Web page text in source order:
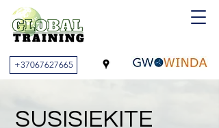
+37067627665
SUSISIEKITE